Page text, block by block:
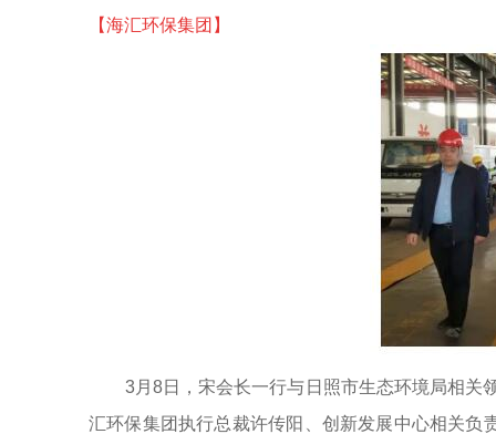
【海汇环保集团】
3月8日，宋会长一行与日照市生态环境局相关领
汇环保集团执行总裁许传阳、创新发展中心相关负